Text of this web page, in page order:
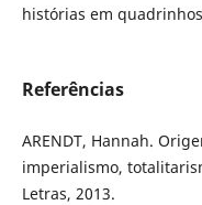
histórias em
Referências
ARENDT, Hannah.
imperialismo,
Letras, 2013.